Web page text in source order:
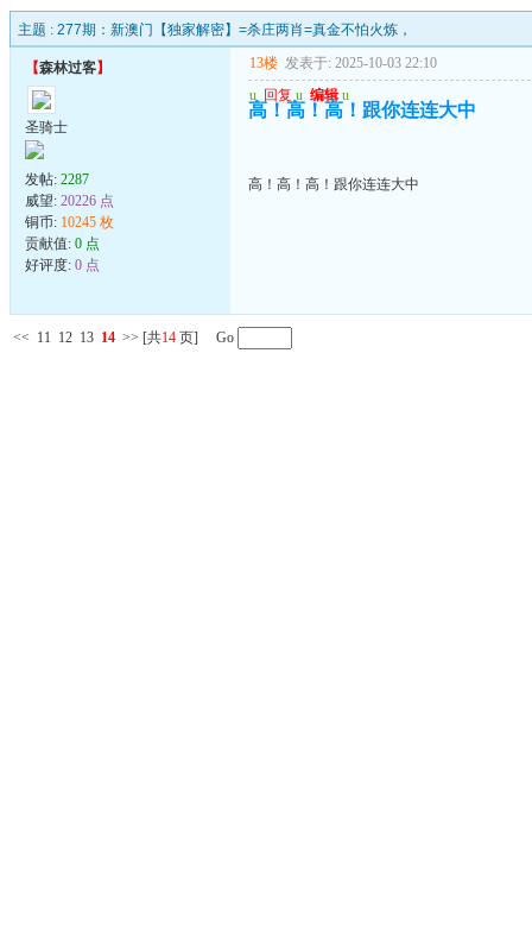
主题 : 277期：新澳门【独家解密】=杀庄两肖=真金不怕火炼，
【森林过客】
圣骑士
发帖: 2287
威望: 20226 点
铜币: 10245 枚
贡献值: 0 点
好评度: 0 点
13楼 发表于: 2025-10-03 22:10
u 回复 u 编辑 u
高！高！高！跟你连连大中
高！高！高！跟你连连大中
<< 11 12 13 14 >> [共14 页] Go